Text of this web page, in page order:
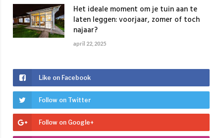
Het ideale moment om je tuin aan te
laten leggen: voorjaar, zomer of toch
najaar?
april 22, 2025
Like on Facebook
Follow on Twitter
Follow on Google+